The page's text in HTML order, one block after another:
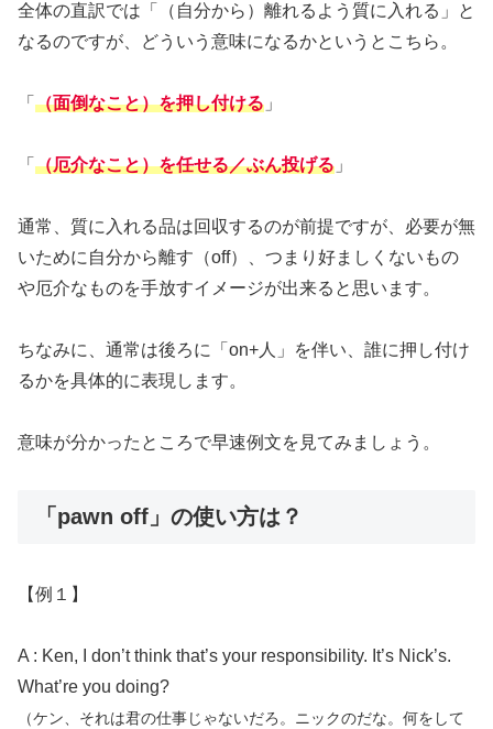
全体の直訳では「（自分から）離れるよう質に入れる」と
なるのですが、どういう意味になるかというとこちら。
「 （面倒なこと）を押し付ける 」
「 （厄介なこと）を任せる／ぶん投げる 」
通常、質に入れる品は回収するのが前提ですが、必要が無
いために自分から離す（off）、つまり好ましくないもの
や厄介なものを手放すイメージが出来ると思います。
ちなみに、通常は後ろに「on+人」を伴い、誰に押し付け
るかを具体的に表現します。
意味が分かったところで早速例文を見てみましょう。
「pawn off」の使い方は？
【例１】
A : Ken, I don’t think that’s your responsibility. It’s Nick’s.
What’re you doing?
（ケン、それは君の仕事じゃないだろ。ニックのだな。何をして